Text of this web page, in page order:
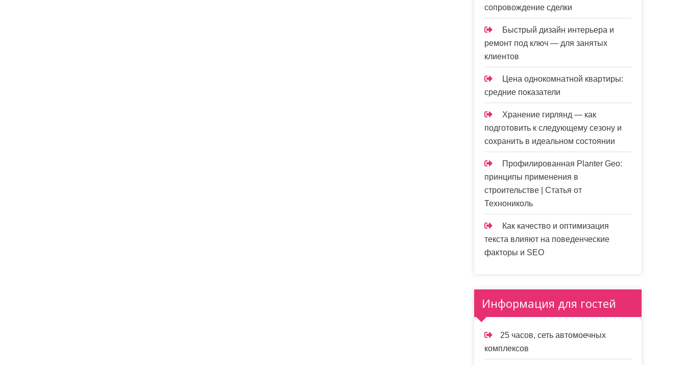
сопровождение сделки
Быстрый дизайн интерьера и
ремонт под ключ — для занятых
клиентов
Цена однокомнатной квартиры:
средние показатели
Хранение гирлянд — как
подготовить к следующему сезону и
сохранить в идеальном состоянии
Профилированная Planter Geo:
принципы применения в
строительстве | Статья от
Технониколь
Как качество и оптимизация
текста влияют на поведенческие
факторы и SEO
Информация для гостей
25 часов, сеть автомоечных
комплексов